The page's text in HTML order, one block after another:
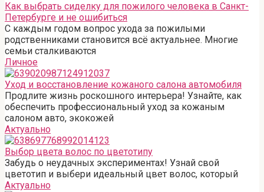
Как выбрать сиделку для пожилого человека в Санкт-
Петербурге и не ошибиться
С каждым годом вопрос ухода за пожилыми
родственниками становится всё актуальнее. Многие
семьи сталкиваются
Личное
Уход и восстановление кожаного салона автомобиля
Продлите жизнь роскошного интерьера! Узнайте, как
обеспечить профессиональный уход за кожаным
салоном авто, экокожей
Актуально
Выбор цвета волос по цветотипу
Забудь о неудачных экспериментах! Узнай свой
цветотип и выбери идеальный цвет волос, который
Актуально